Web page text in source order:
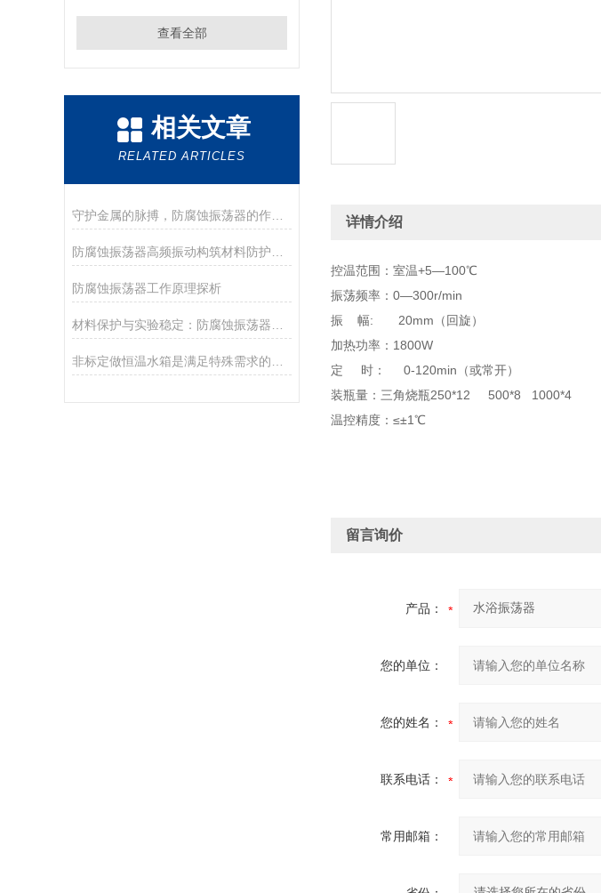
查看全部
相关文章
RELATED ARTICLES
守护金属的脉搏，防腐蚀振荡器的作用解析
防腐蚀振荡器工作原理探析
详情介绍
控温范围：室温+5—100℃
振荡频率：0—300r/min
振 幅: 20mm（回旋）
加热功率：1800W
定 时： 0-120min（或常开）
装瓶量：三角烧瓶250*12 500*8 1000*4
温控精度：≤±1℃
留言询价
产品：
您的单位：
您的姓名：
联系电话：
常用邮箱：